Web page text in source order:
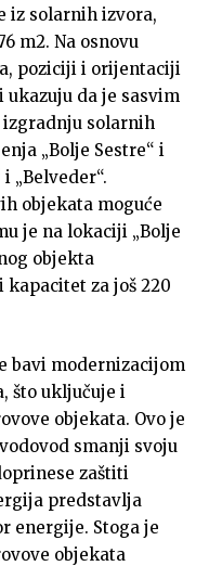
iz solarnih izvora,
m2. Na osnovu
poziciji i orijentaciji
da je sasvim
solarnih
„Bolje Sestre“ i
„Belveder“.
objekata moguće
je na lokaciji „Bolje
objekta
kapacitet za još 220
bavi modernizacijom
što uključuje i
objekata. Ovo je
smanji svoju
zaštiti
predstavlja
energije. Stoga je
objekata